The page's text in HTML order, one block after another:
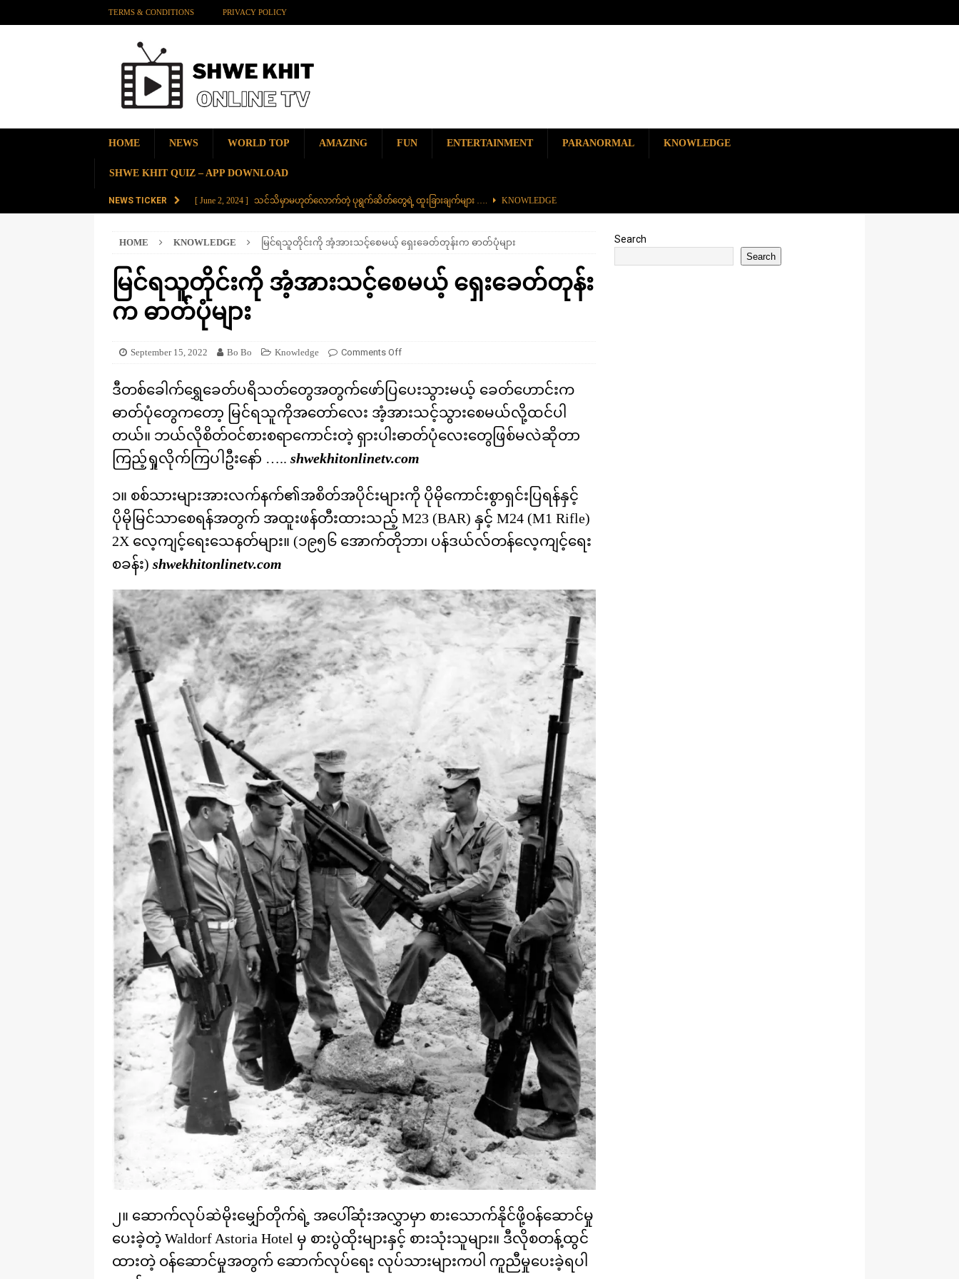
TERMS & CONDITIONS PRIVACY POLICY
HOME NEWS WORLD TOP AMAZING FUN ENTERTAINMENT PARANORMAL KNOWLEDGE
SHWE KHIT QUIZ – APP DOWNLOAD
NEWS TICKER [ June 2, 2024 ] သင်သိမှာမဟုတ်လောက်တဲ့ ပုရွက်ဆိတ်တွေရဲ့ ထူးခြားချက်များ …. KNOWLEDGE
[ November 28, 2023 ] ကမ္ဘာပေါ်မှာ တစ်ခုတည်းရှိတဲ့ စိတ်ကူးယဉ်ဆန်ဆန် ရေအောက်ပန်းခြံ AMAZING
[ November 28, 2023 ] တွဲပေါင်း (၆၀၀) ကျော်နဲ့ ကမ္ဘာ့အရှည်ဆုံး မီးရထားကြီး
[ August 20, 2025 ]
KNOWLEDGE
HOME KNOWLEDGE မြင်ရသူတိုင်းကို အံ့အားသင့်စေမယ့် ရှေးခေတ်တုန်းက ဓာတ်ပုံများ
မြင်ရသူတိုင်းကို အံ့အားသင့်စေမယ့် ရှေးခေတ်တုန်း
က ဓာတ်ပုံများ
September 15, 2022 Bo Bo Knowledge Comments Off
ဒီတစ်ခေါက်ရွှေခေတ်ပရိသတ်တွေအတွက်ဖော်ပြပေးသွားမယ့် ခေတ်ဟောင်းက
ဓာတ်ပုံတွေကတော့ မြင်ရသူကိုအတော်လေး အံ့အားသင့်သွားစေမယ်လို့ထင်ပါ
တယ်။ ဘယ်လိုစိတ်ဝင်စားစရာကောင်းတဲ့ ရှားပါးဓာတ်ပုံလေးတွေဖြစ်မလဲဆိုတာ
ကြည့်ရှုလိုက်ကြပါဦးနော် ….. shwekhitonlinetv.com
၁။ စစ်သားများအားလက်နက်၏အစိတ်အပိုင်းများကို ပိုမိုကောင်းစွာရှင်းပြရန်နှင့်
ပိုမိုမြင်သာစေရန်အတွက် အထူးဖန်တီးထားသည့် M23 (BAR) နှင့် M24 (M1 Rifle)
2X လေ့ကျင့်ရေးသေနတ်များ။ (၁၉၅၆ အောက်တိုဘာ၊ ပန်ဒယ်လ်တန်လေ့ကျင့်ရေး
စခန်း) shwekhitonlinetv.com
၂။ ဆောက်လုပ်ဆဲမိုးမျှော်တိုက်ရဲ့ အပေါ်ဆုံးအလွှာမှာ စားသောက်နိုင်ဖို့ဝန်ဆောင်မှု
ပေးခဲ့တဲ့ Waldorf Astoria Hotel မှ စားပွဲထိုးများနှင့် စားသုံးသူများ။ ဒီလိုစတန့်ထွင်
ထားတဲ့ ဝန်ဆောင်မှုအတွက် ဆောက်လုပ်ရေး လုပ်သားများကပါ ကူညီမှုပေးခဲ့ရပါ
Search
Search